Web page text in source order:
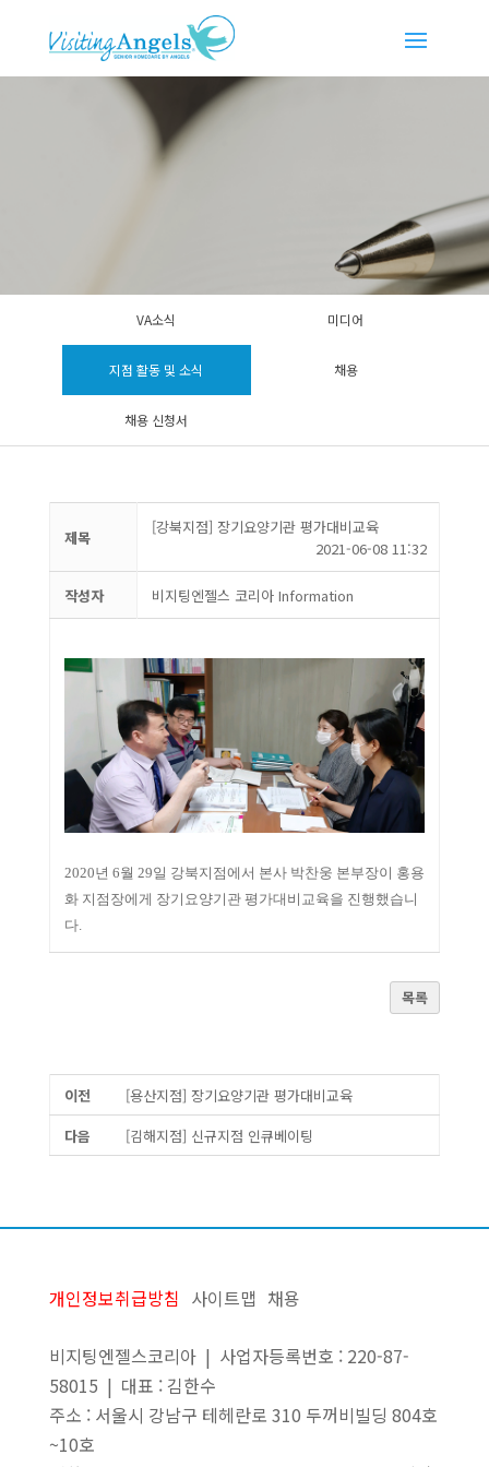
VA소식 미디어
지점 활동 및 소식 채용
채용 신청서
제목
[강북지점] 장기요양기관 평가대비교육
2021-06-08 11:32
작성자 비지팅엔젤스 코리아 Information
2020년 6월 29일 강북지점에서 본사 박찬웅 본부장이 홍용
화 지점장에게 장기요양기관 평가대비교육을 진행했습니
다.
목록
이전
[용산지점] 장기요양기관 평가대비교육
다음
[김해지점] 신규지점 인큐베이팅
개인정보취급방침 사이트맵 채용
비지팅엔젤스코리아 | 사업자등록번호 : 220-87-
58015 | 대표 : 김한수
주소 : 서울시 강남구 테헤란로 310 두꺼비빌딩 804호
~10호